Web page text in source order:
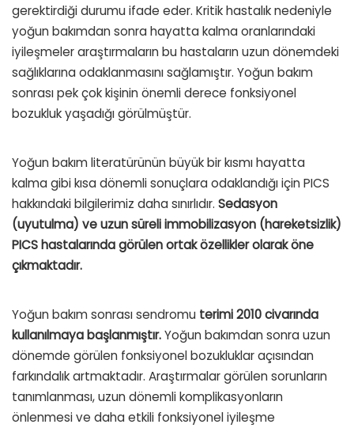
gerektirdiği durumu ifade eder. Kritik hastalık nedeniyle
yoğun bakımdan sonra hayatta kalma oranlarındaki
iyileşmeler araştırmaların bu hastaların uzun dönemdeki
sağlıklarına odaklanmasını sağlamıştır. Yoğun bakım
sonrası pek çok kişinin önemli derece fonksiyonel
bozukluk yaşadığı görülmüştür.
Yoğun bakım literatürünün büyük bir kısmı hayatta
kalma gibi kısa dönemli sonuçlara odaklandığı için PICS
hakkındaki bilgilerimiz daha sınırlıdır. Sedasyon
(uyutulma) ve uzun süreli immobilizasyon (hareketsizlik)
PICS hastalarında görülen ortak özellikler olarak öne
çıkmaktadır.
Yoğun bakım sonrası sendromu terimi 2010 civarında
kullanılmaya başlanmıştır.Yoğun bakımdan sonra uzun
dönemde görülen fonksiyonel bozukluklar açısından
farkındalık artmaktadır. Araştırmalar görülen sorunların
tanımlanması, uzun dönemli komplikasyonların
önlenmesi ve daha etkili fonksiyonel iyileşme